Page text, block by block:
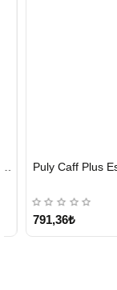
GÖNDERİ
791,36₺